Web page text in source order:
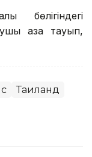
бөлігіндегі
қаза тауып,
Таиланд